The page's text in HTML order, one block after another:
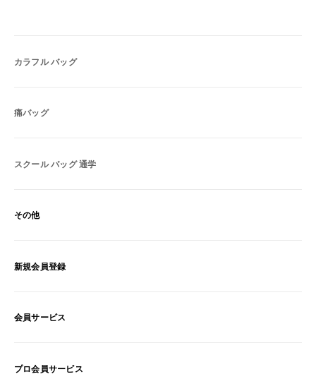
カラフル バッグ
痛バッグ
スクール バッグ 通学
その他
新規会員登録
会員サービス
プロ会員サービス